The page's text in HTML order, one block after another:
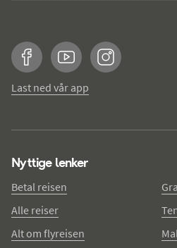
FacebookYouTubeInstagram
Last ned vår app
Nyttige lenker
Betal reisen
Alle reiser
Alt om flyreisen